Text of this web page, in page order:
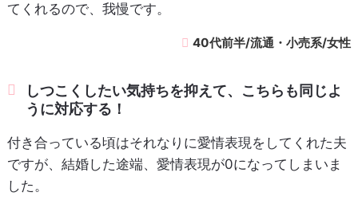
てくれるので、我慢です。
40代前半/流通・小売系/女性
しつこくしたい気持ちを抑えて、こちらも同じよ
うに対応する！
付き合っている頃はそれなりに愛情表現をしてくれた夫
ですが、結婚した途端、愛情表現が0になってしまいま
した。